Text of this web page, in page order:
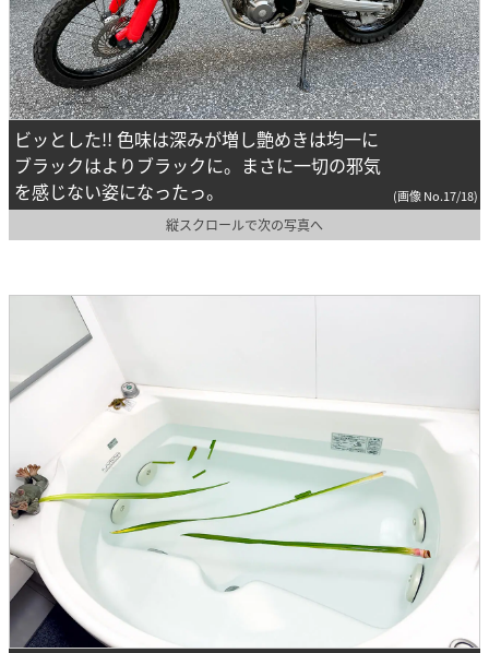
ビッとした!! 色味は深みが増し艶めきは均一に
ブラックはよりブラックに。まさに一切の邪気
を感じない姿になったっ。
(画像 No.17/18)
縦スクロールで次の写真へ